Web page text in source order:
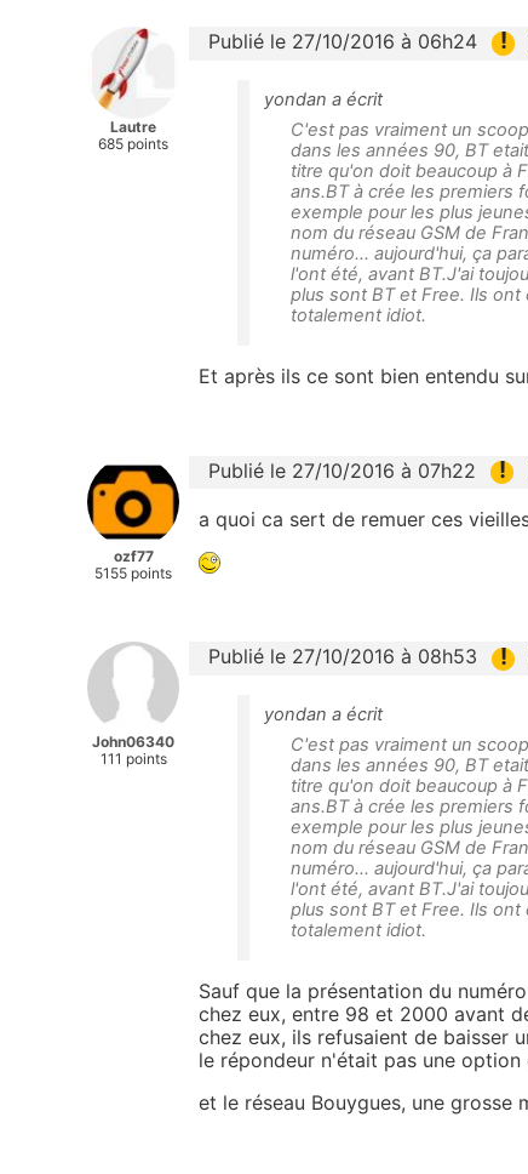
Lautre
685 points
Publié le 27/10/2016 à 06h24 !
yondan a écrit
C'est pas vraiment un
dans les années 90, BT
titre qu'on doit beaucoup à
ans.BT à crée les premiers
exemple pour les plus
nom du réseau GSM de
numéro... aujourd'hui, ça
l'ont été, avant BT.J'ai
plus sont BT et Free. Ils ont
totalement idiot.
Et après ils ce sont bien entendu
ozf77
5155 points
Publié le 27/10/2016 à 07h22 !
a quoi ca sert de remuer ces
John06340
111 points
Publié le 27/10/2016 à 08h53 !
yondan a écrit
C'est pas vraiment un
dans les années 90, BT
titre qu'on doit beaucoup à
ans.BT à crée les premiers
exemple pour les plus
nom du réseau GSM de
numéro... aujourd'hui, ça
l'ont été, avant BT.J'ai
plus sont BT et Free. Ils ont
totalement idiot.
Sauf que la présentation du
chez eux, entre 98 et 2000 avant
chez eux, ils refusaient de baisser
le répondeur n'était pas une option
et le réseau Bouygues, une grosse